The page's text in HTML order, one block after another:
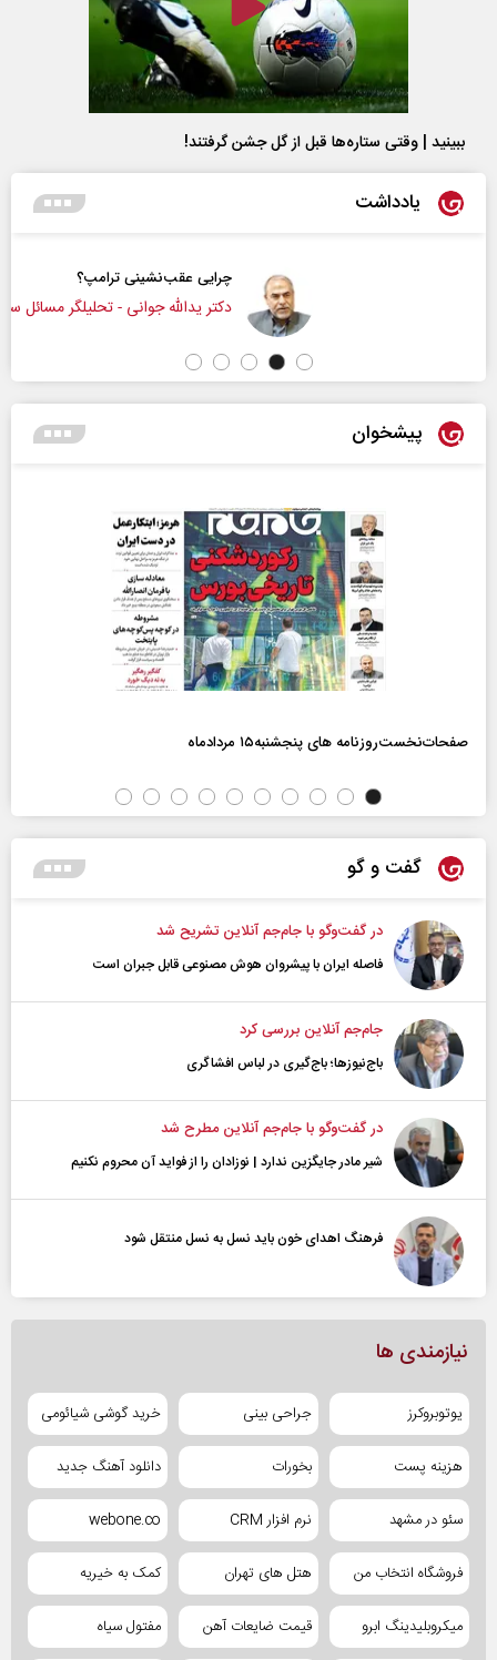
ببینید | وقتی ستاره‌ها قبل از گل جشن گرفتند!
یادداشت
چرایی عقب‌نشینی ترامپ؟
دکتر یدالله جوانی - تحلیلگر مسائل سیاسی
پیشخوان
صفحات‌نخست‌روزنامه ها‌ی پنجشنبه‌۱۵ مردادماه
گفت و گو
در گفت‌و‌گو با جام‌جم آنلاین تشریح شد
فاصله ایران با پیشرو‌ان هوش مصنوعی قابل جبران است
جام‌جم آنلاین بررسی کرد
باج‌نیوزها؛ باج‌گیری در لباس افشاگری
در گفت‌و‌گو با جام‌جم آنلاین مطرح شد
شیر مادر جایگزین ندارد | نوزادان را از فواید آن محروم نکنیم
فرهنگ اهدای خون باید نسل به نسل منتقل شود
نیازمندی ها
یوتوبروکرز جراحی بینی خرید گوشی شیائومی
هزینه پست بخورات دانلود آهنگ جدید
سئو در مشهد نرم افزار CRM webone.co
فروشگاه انتخاب من هتل های تهران کمک به خیریه
میکروبلیدینگ ابرو قیمت ضایعات آهن مفتول سیاه